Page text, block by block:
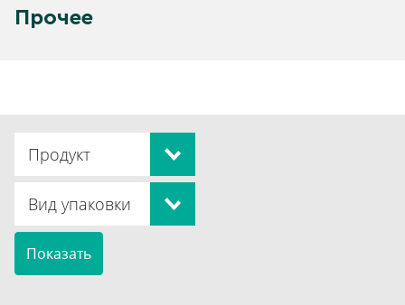
Прочее
Продукт
Вид упаковки